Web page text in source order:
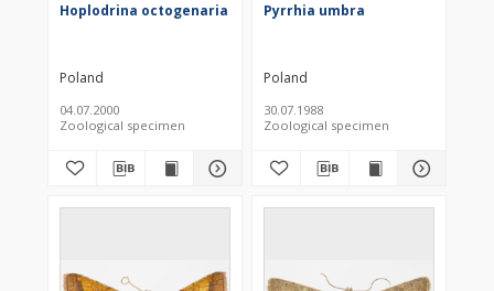
Hoplodrina octogenaria
Poland
04.07.2000
Zoological specimen
Pyrrhia umbra
Poland
30.07.1988
Zoological specimen